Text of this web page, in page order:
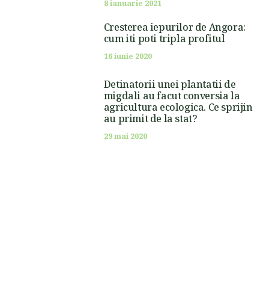
8 ianuarie 2021
Cresterea iepurilor de Angora:
cum iti poti tripla profitul
16 iunie 2020
Detinatorii unei plantatii de
migdali au facut conversia la
agricultura ecologica. Ce sprijin
au primit de la stat?
29 mai 2020